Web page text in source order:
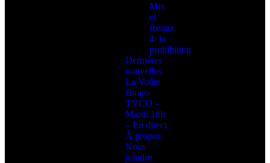
Mix
et
Remix
4: la
prohibition
Dernières
nouvelles
La Voûte
Bingo
TVCO –
Mardi 18h
– En direct
À propos
Nous
joindre